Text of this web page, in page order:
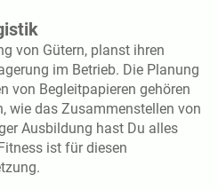
von Gütern, planst ihren
im Betrieb. Die Planung
von Begleitpapieren gehören
wie das Zusammenstellen von
Ausbildung hast Du alles
ist für diesen